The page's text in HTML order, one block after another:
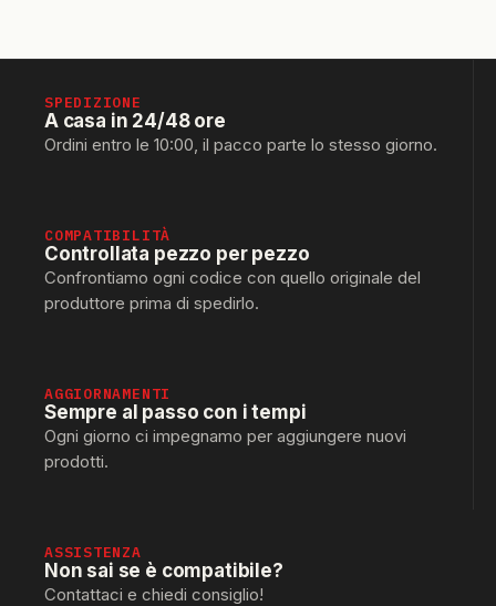
SPEDIZIONE
A casa in 24/48 ore
Ordini entro le 10:00, il pacco parte lo stesso giorno.
COMPATIBILITÀ
Controllata pezzo per pezzo
Confrontiamo ogni codice con quello originale del
produttore prima di spedirlo.
AGGIORNAMENTI
Sempre al passo con i tempi
Ogni giorno ci impegnamo per aggiungere nuovi
prodotti.
ASSISTENZA
Non sai se è compatibile?
Contattaci e chiedi consiglio!